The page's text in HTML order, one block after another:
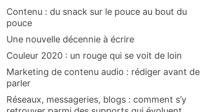
Contenu : du snack sur le pouce au bout du
pouce
Une nouvelle décennie à écrire
Couleur 2020 : un rouge qui se voit de loin
Marketing de contenu audio : rédiger avant de
parler
Réseaux, messageries, blogs : comment s’y